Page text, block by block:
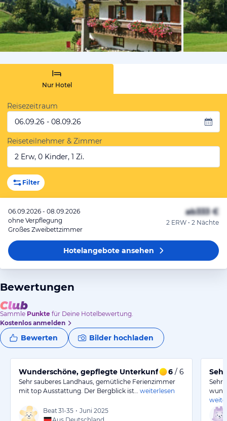
vom
Nur Hotel
Reisezeitraum
06.09.26 - 08.09.26
Reiseteilnehmer & Zimmer
2 Erw, 0 Kinder, 1 Zi.
Filter
06.09.2026 - 08.09.2026
ohne Verpflegung
Großes Zweibettzimmer
ab333 €
2 ERW • 2 Nächte
Hotelangeboteansehen
Bewertungen
Sammle Punkte für Deine Hotelbewertung.
Kostenlos anmelden
Bewerten Bilder hochladen
Wunderschöne, gepflegte Unterkunft in Top-Lage
6 / 6
Sehr sauberes Landhaus, gemütliche Ferienzimmer
mit top Ausstattung. Der Bergblick ist…
weiterlesen
Beat 31-35 • Juni 2025
Sehr